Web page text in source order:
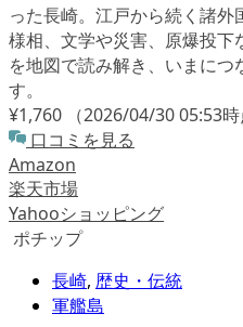
った長崎。江戸から続く諸
様相、文学や災害、原爆投
を地図で読み解き、いまに
す。
¥1,760
（2026/04/30 05:53
口コミを見る
Amazon
楽天市場
Yahooショッピング
ポチップ
長崎, 歴史・伝統
軍艦島